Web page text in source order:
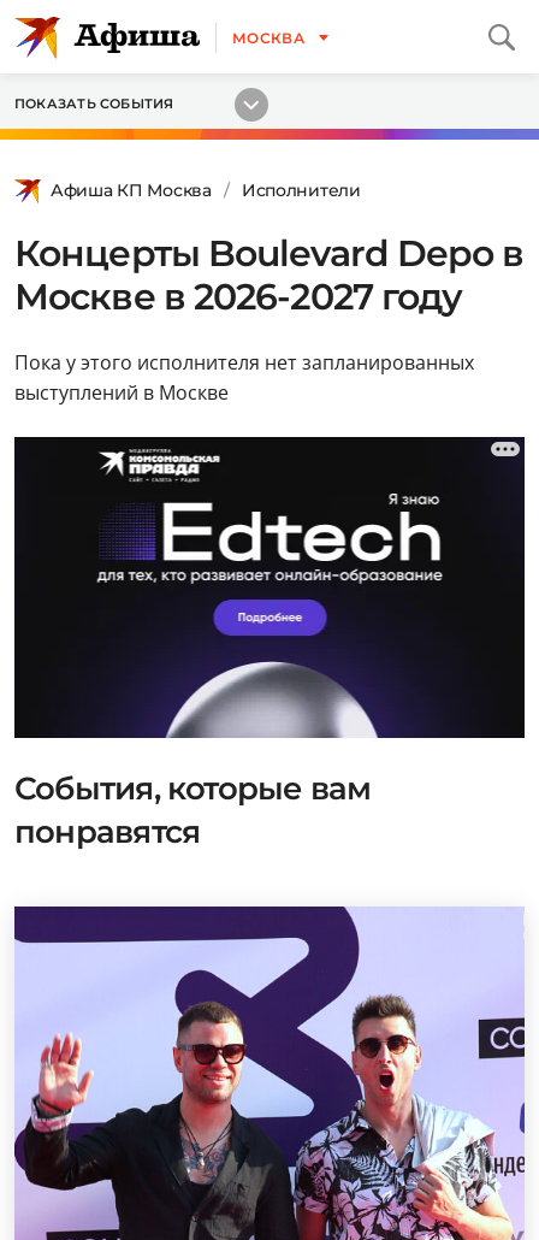
МОСКВА
ПОКАЗАТЬ СОБЫТИЯ
Афиша КП Москва Исполнители
Концерты Boulevard Depo в
Москве в 2026-2027 году
Пока у этого исполнителя нет запланированных
выступлений в Москве
События, которые вам
понравятся